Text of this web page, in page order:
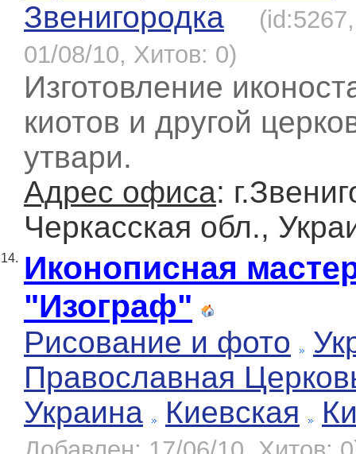
Звенигородка
01/08/10, Хитов: 0)
Изготовление
киотов и другой
утвари.
Адрес офиса:
Черкасская обл.,
14. Иконописная
"Изограф"
Рисование и фото
Православная
Украина
Киевская